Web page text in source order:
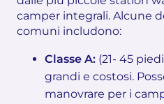
camper integrali. Alcune
comuni includono:
Classe A: (21- 45
grandi e costosi.
manovrare per i